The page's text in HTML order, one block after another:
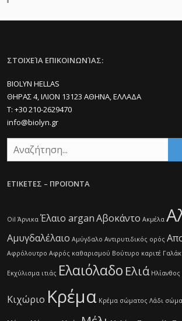
ΣΤΟΙΧΕΊΑ ΕΠΙΚΟΙΝΩΝΊΑΣ:
BIOLYN HELLAS
ΘΗΡΑΣ 4, ΙΛΙΟΝ 13123 ΑΘΗΝΑ, ΕΛΛΑΔΑ
Τ: +30 210-2629470
info@biolyn.gr
ΕΤΙΚΕΤΕΣ – ΠΡΟΪΟΝΤΑ
Oil Άρνικα Έλαιο arganΑβοκάντο Ακμέλα
Αμυγδαλέλαιο Αμύγδαλο Αντιρυτιδικός ορός
Αφρόλουτρο Αφρός καθαρισμού Βούτυρο καριτέ
Εκχύλισμα ιτιάς Ελαιόλαδο Ελιά Ηλίανθος
Κιχώριο Κρέμα Κρέμα σώματος Λάδι